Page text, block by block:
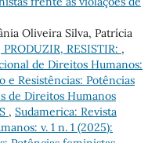
Oliveira Silva, Patrícia
RESISTIR: ,
de Direitos Humanos:
e Resistências: Potências
de Direitos Humanos
, Sudamerica: Revista
v. 1 n. 1 (2025):